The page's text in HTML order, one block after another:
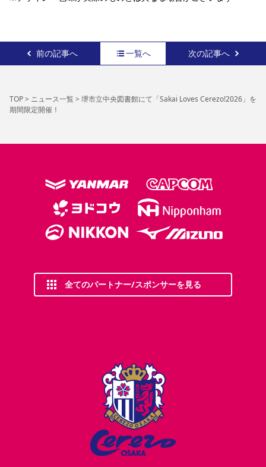
前の記事へ 一覧へ 次の記事へ
TOP> ニュース一覧> 堺市立中央図書館にて「Sakai Loves Cerezo!2026」を
期間限定開催！
全てのパートナー/スポンサーを見る